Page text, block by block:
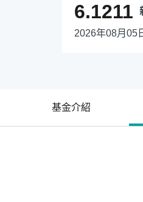
6.1211
2026年08月05
基金介紹